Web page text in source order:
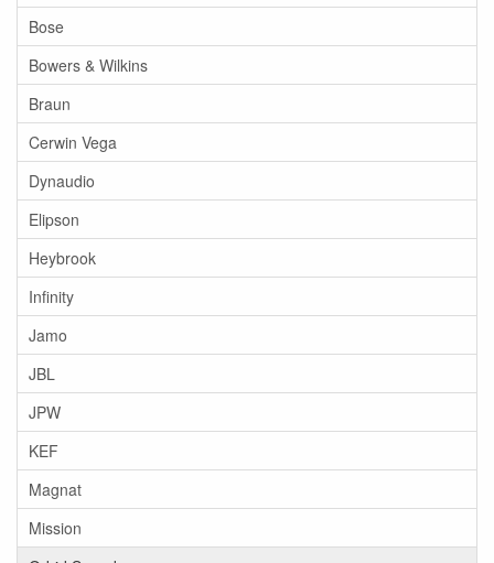
Bose
Bowers & Wilkins
Braun
Cerwin Vega
Dynaudio
Elipson
Heybrook
Infinity
Jamo
JBL
JPW
KEF
Magnat
Mission